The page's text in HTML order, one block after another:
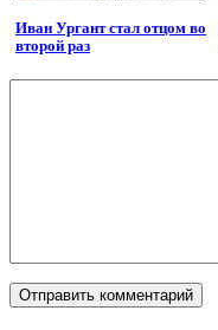
Иван Ургант стал отцом во
второй раз